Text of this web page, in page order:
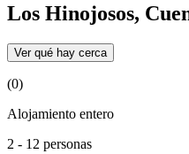
Los Hinojosos,
Ver qué hay cerca
(0)
Alojamiento entero
2 - 12 personas